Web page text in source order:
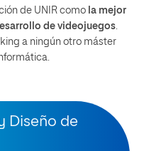
de UNIR como la mejor
de videojuegos
a ningún otro máster
Diseño de